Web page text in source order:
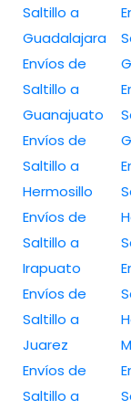
Saltillo a
Guadalajara
Envíos de
Saltillo a
Guanajuato
Envíos de
Saltillo a
Hermosillo
Envíos de
Saltillo a
Irapuato
Envíos de
Saltillo a
Juarez
Envíos de
Saltillo a